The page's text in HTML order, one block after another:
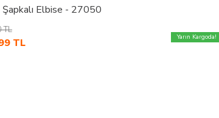
Şapkalı Elbise - 27050
TL
TL Yarın Kargoda!